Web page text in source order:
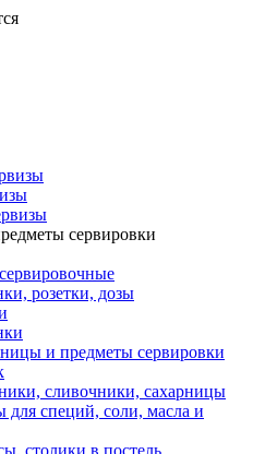
сервировки
розетки, дозы
и предметы сервировки
сливочники, сахарницы
для специй, соли, масла и
столики в постель